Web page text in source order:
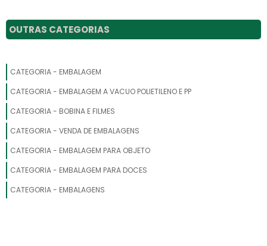
EMBALAGEM PARA AREA MEDICA
EMBALAGEM PARA TERNO
EMBALAGEM PARA PASTEL
EMBALAGEM PARA PEIXE
OUTRAS CATEGORIAS
CATEGORIA - EMBALAGEM
CATEGORIA - EMBALAGEM A VACUO POLIETILENO E PP
CATEGORIA - BOBINA E FILMES
CATEGORIA - VENDA DE EMBALAGENS
CATEGORIA - EMBALAGEM PARA OBJETO
CATEGORIA - EMBALAGEM PARA DOCES
CATEGORIA - EMBALAGENS